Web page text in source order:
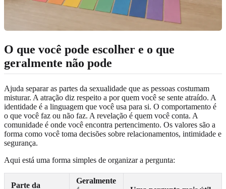
O que você pode escolher e o que
geralmente não pode
Ajuda separar as partes da sexualidade que as pessoas costumam
misturar. A atração diz respeito a por quem você se sente atraído. A
identidade é a linguagem que você usa para si. O comportamento é
o que você faz ou não faz. A revelação é quem você conta. A
comunidade é onde você encontra pertencimento. Os valores são a
forma como você toma decisões sobre relacionamentos, intimidade e
segurança.
Aqui está uma forma simples de organizar a pergunta:
Parte da
Geralmente